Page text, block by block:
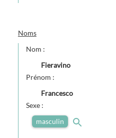
Noms
Nom :
Fieravino
Prénom :
Francesco
Sexe :
masculin